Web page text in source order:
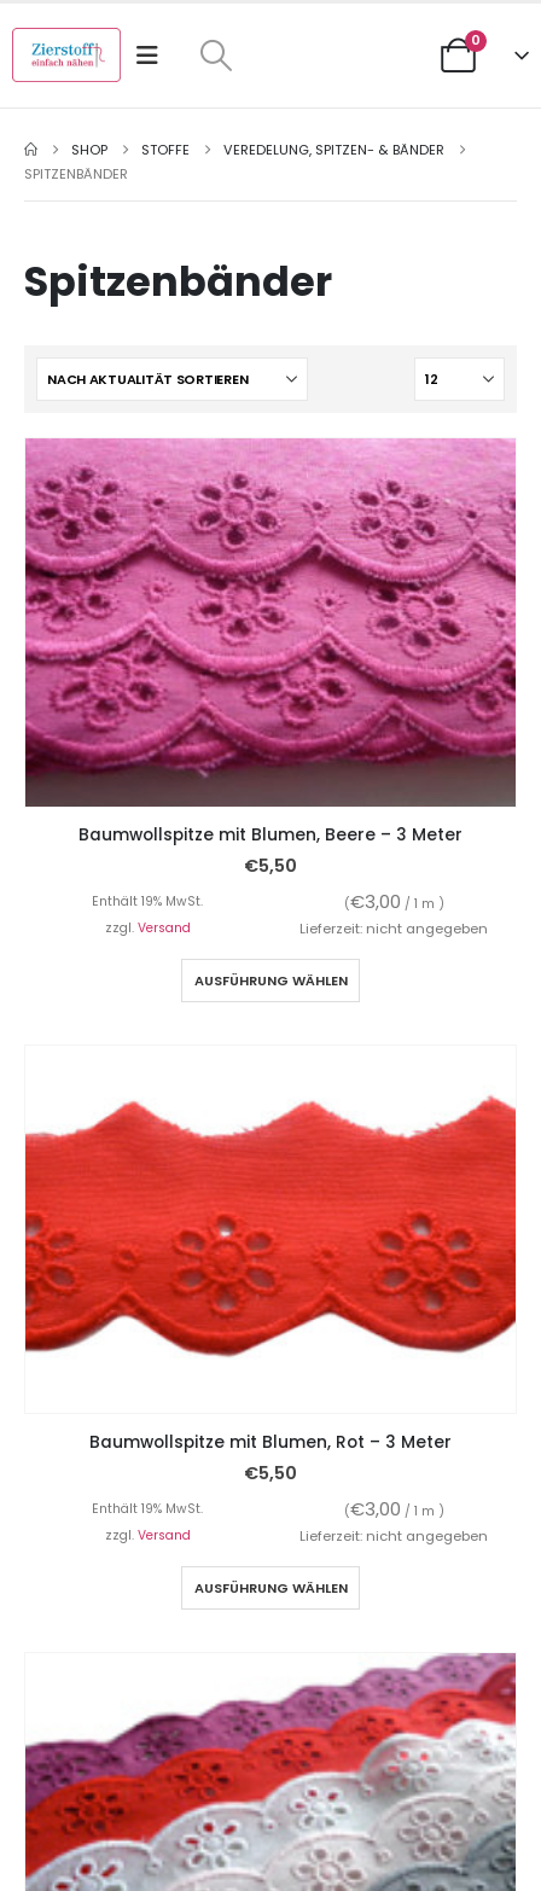
0
SHOP STOFFE
VEREDELUNG, SPITZEN- & BÄNDER
SPITZENBÄNDER
Spitzenbänder
Baumwollspitze mit Blumen, Beere – 3 Meter
€5,50
Enthält 19% MwSt. (€3,00 / 1 m )
zzgl. Versand Lieferzeit: nicht angegeben
AUSFÜHRUNG WÄHLEN
Baumwollspitze mit Blumen, Rot – 3 Meter
€5,50
Enthält 19% MwSt. (€3,00 / 1 m )
zzgl. Versand Lieferzeit: nicht angegeben
AUSFÜHRUNG WÄHLEN